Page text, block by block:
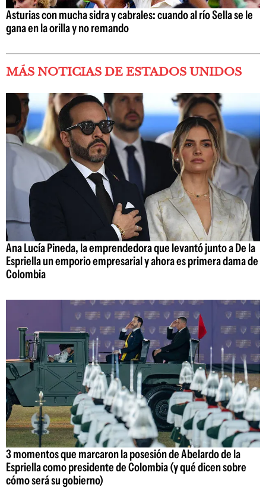
Asturias con mucha sidra y cabrales: cuando al río Sella se le
gana en la orilla y no remando
MÁS NOTICIAS DE ESTADOS UNIDOS
Ana Lucía Pineda, la emprendedora que levantó junto a De la
Espriella un emporio empresarial y ahora es primera dama de
Colombia
3 momentos que marcaron la posesión de Abelardo de la
Espriella como presidente de Colombia (y qué dicen sobre
cómo será su gobierno)